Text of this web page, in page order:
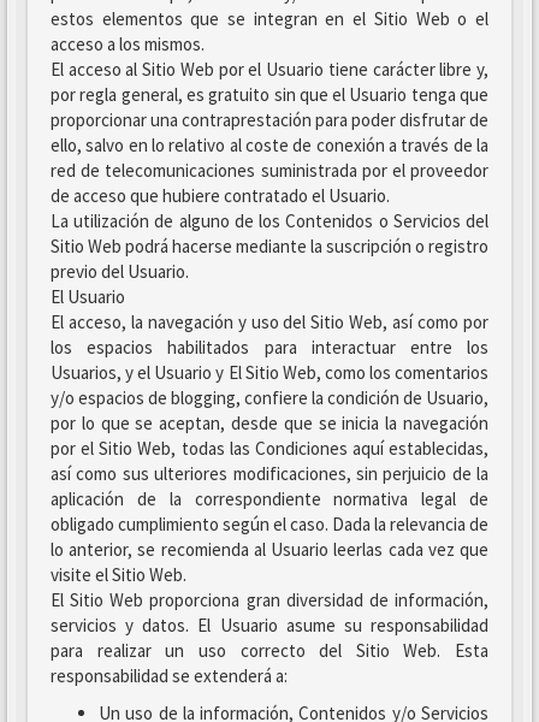
estos elementos que se integran en el Sitio Web o el
acceso a los mismos.
El acceso al Sitio Web por el Usuario tiene carácter libre y,
por regla general, es gratuito sin que el Usuario tenga que
proporcionar una contraprestación para poder disfrutar de
ello, salvo en lo relativo al coste de conexión a través de la
red de telecomunicaciones suministrada por el proveedor
de acceso que hubiere contratado el Usuario.
La utilización de alguno de los Contenidos o Servicios del
Sitio Web podrá hacerse mediante la suscripción o registro
previo del Usuario.
El Usuario
El acceso, la navegación y uso del Sitio Web, así como por
los espacios habilitados para interactuar entre los
Usuarios, y el Usuario y El Sitio Web, como los comentarios
y/o espacios de blogging, confiere la condición de Usuario,
por lo que se aceptan, desde que se inicia la navegación
por el Sitio Web, todas las Condiciones aquí establecidas,
así como sus ulteriores modificaciones, sin perjuicio de la
aplicación de la correspondiente normativa legal de
obligado cumplimiento según el caso. Dada la relevancia de
lo anterior, se recomienda al Usuario leerlas cada vez que
visite el Sitio Web.
El Sitio Web proporciona gran diversidad de información,
servicios y datos. El Usuario asume su responsabilidad
para realizar un uso correcto del Sitio Web. Esta
responsabilidad se extenderá a:
Un uso de la información, Contenidos y/o Servicios